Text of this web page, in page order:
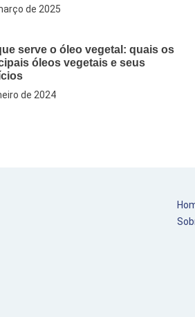
de 2025
serve o óleo vegetal: quais os
óleos vegetais e seus
de 2024